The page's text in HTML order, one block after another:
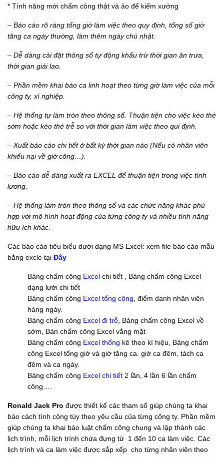
* Tính năng mới chấm công thật và ảo để kiểm xưởng
– Báo cáo rõ ràng tổng giờ làm việc theo quy định, tổng số giờ
tăng ca ngày thường, làm thêm ngày chủ nhật.
– Dễ dàng cài đặt thông số tự động khấu trừ thời gian ăn trưa,
thời gian giải lao.
– Phần mềm khai báo ca linh hoạt theo từng giờ làm việc của mỗi
công ty, xí nghiệp.
– Hệ thống tự làm tròn theo thông số. Thuận tiện cho việc kéo thẻ
sớm hoặc kéo thẻ trễ so với thời gian làm việc theo qui định.
– Xuất báo cáo chi tiết ở bất kỳ thời gian nào (Nếu có nhân viên
khiếu nại về giờ công…).
– Báo cáo dễ dàng xuất ra EXCEL để thuận tiện trong việc tính
lương.
– Hệ thống làm tròn theo thông số và các chức năng khác phù
hợp với mô hình hoạt động của từng công ty và nhiều tính năng
hữu ích khác.
Các báo cáo tiêu biểu dưới dạng MS Excel: xem file báo cáo mẫu
bằng excle tại Đây
Bảng chấm công Excel chi tiết , Bảng chấm công Excel
dạng lưới chi tiết
Bảng chấm công Excel tổng công , điểm danh nhân viên
hàng ngày.
Bảng chấm công Excel đi trễ , Bảng chấm công Excel về
sớm, Bản chấm công Excel vắng mặt
Bảng chấm công Excel thống kê theo kí hiệu, Bảng chấm
công Excel tổng giờ và giờ tăng ca. giờ ca đêm, tách ca
đêm và ca ngày.
Bảng chấm công Excel chi tiết 2 lần, 4 lần 6 lần chấm
công….
Ronald Jack Pro được thiết kế các tham số giúp chúng ta khai
báo cách tính công tùy theo yêu cầu của từng công ty. Phần mềm
giúp chúng ta khai báo luật chấm công chung và lập thành các
lịch trình, mỗi lịch trình chứa đựng từ 1 đến 10 ca làm việc. Các
lịch trình và ca làm việc được sắp xếp cho từng nhân viên theo